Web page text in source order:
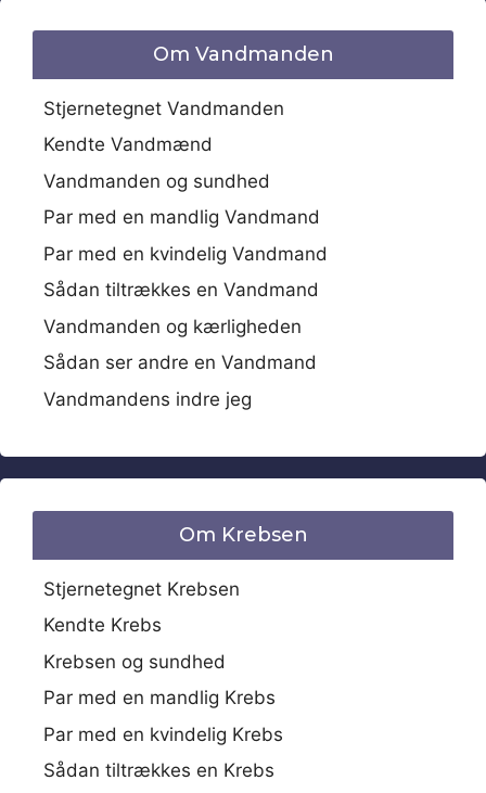
Om Vandmanden
Stjernetegnet Vandmanden
Kendte Vandmænd
Vandmanden og sundhed
Par med en mandlig Vandmand
Par med en kvindelig Vandmand
Sådan tiltrækkes en Vandmand
Vandmanden og kærligheden
Sådan ser andre en Vandmand
Vandmandens indre jeg
Om Krebsen
Stjernetegnet Krebsen
Kendte Krebs
Krebsen og sundhed
Par med en mandlig Krebs
Par med en kvindelig Krebs
Sådan tiltrækkes en Krebs